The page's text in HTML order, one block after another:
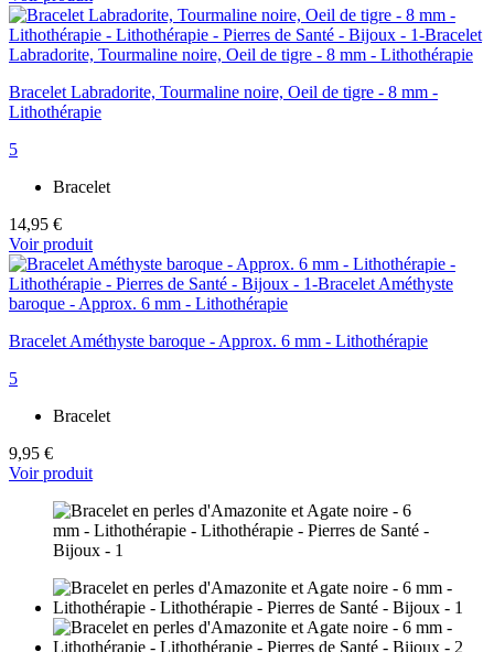
Bracelet Labradorite, Tourmaline noire, Oeil de tigre - 8 mm -
Lithothérapie
5
Bracelet
14,95 €
Voir produit
Bracelet Améthyste baroque - Approx. 6 mm - Lithothérapie
5
Bracelet
9,95 €
Voir produit